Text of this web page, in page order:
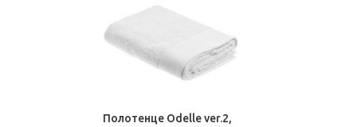
Полотенце Odelle ver.2,